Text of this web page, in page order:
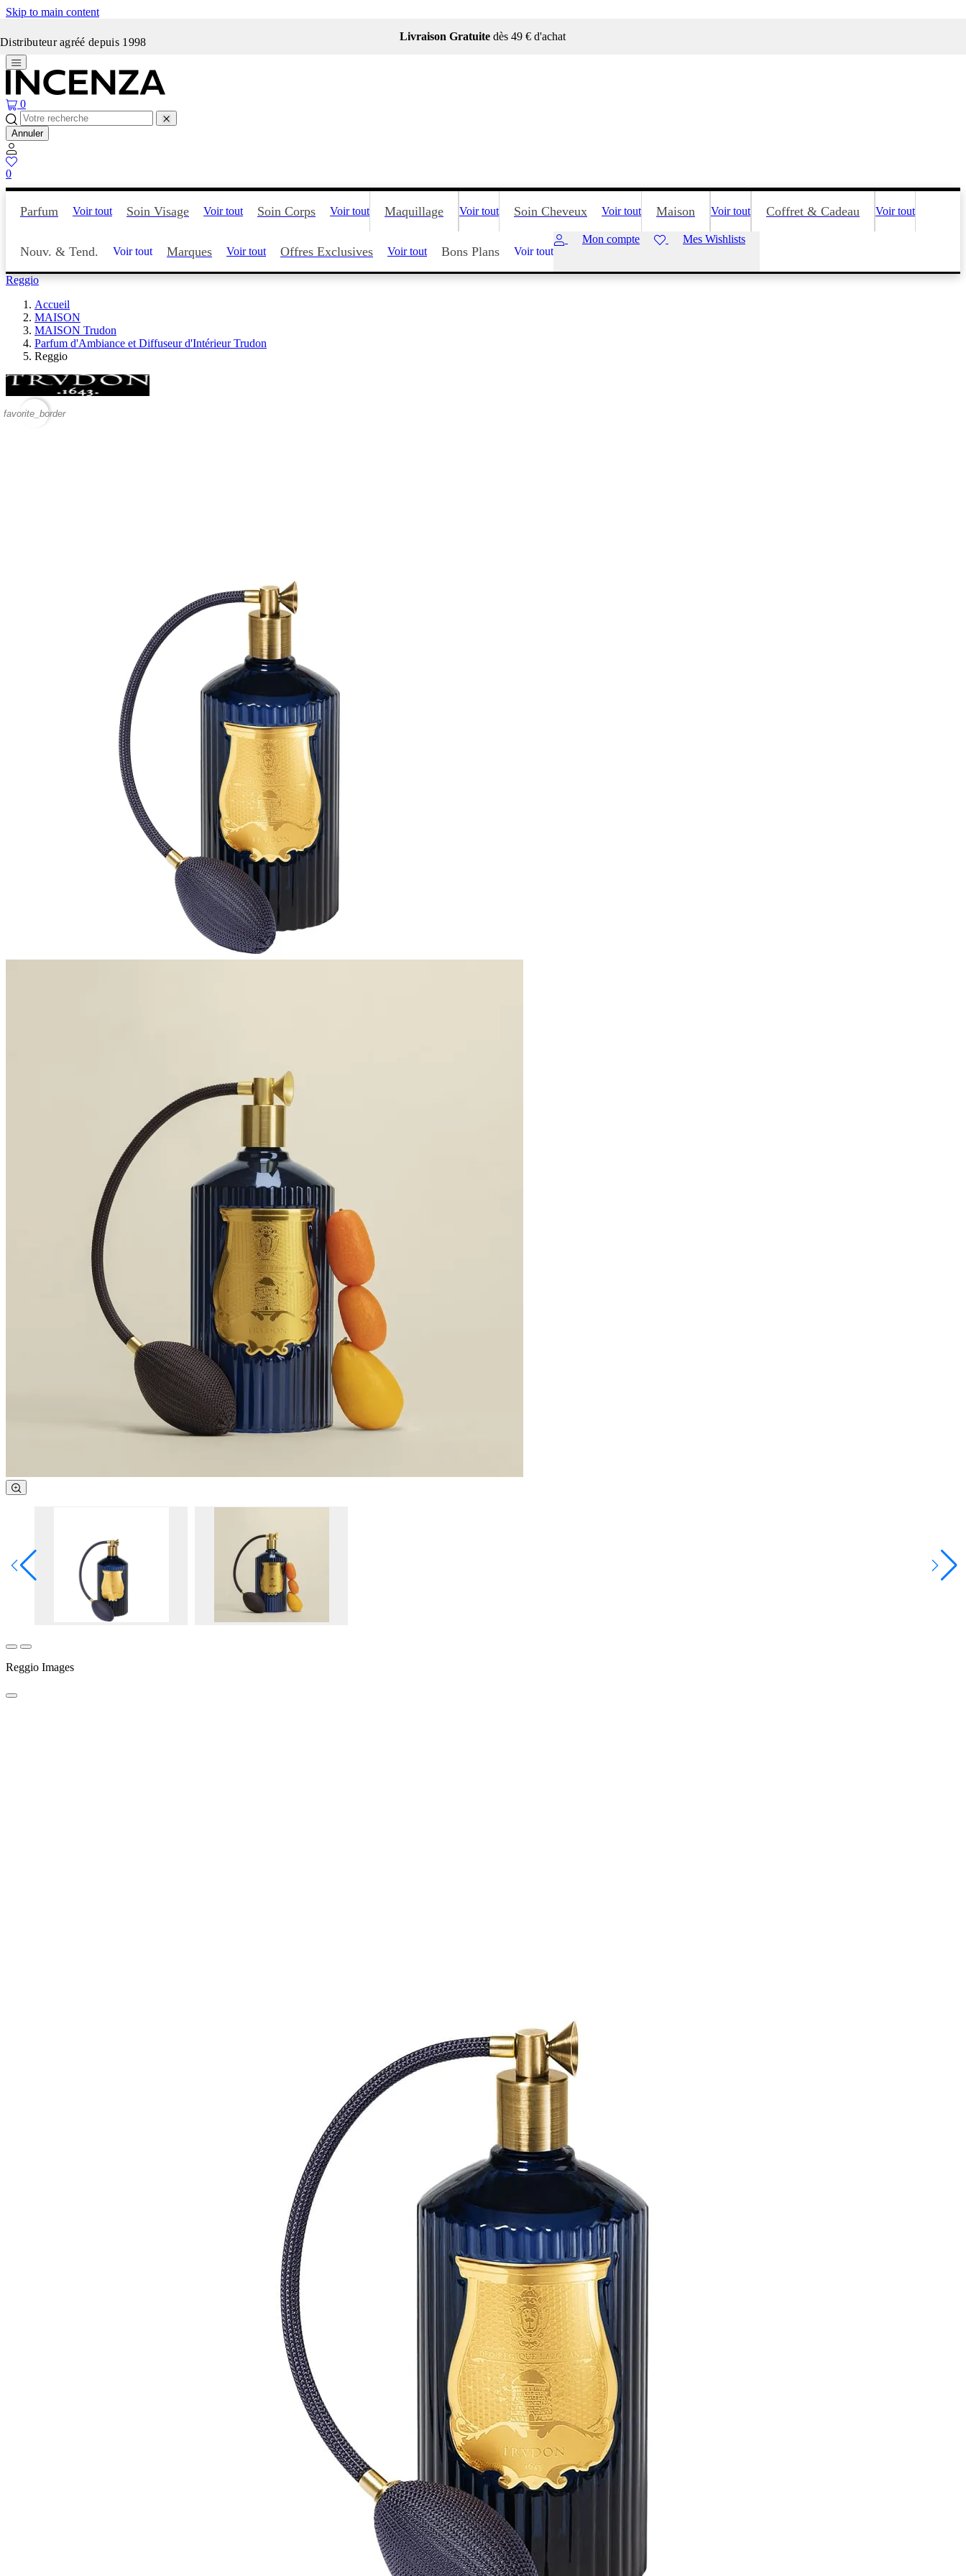
Skip to main content
Distributeur agréé depuis 1998Incenza fait peau neuve Livraison Gratuitedès 49 € d'achat
0
Annuler
0
Parfum Voir tout Soin Visage Voir tout Soin Corps Voir tout Maquillage Voir tout Soin Cheveux Voir tout Maison Voir tout Coffret & Cadeau Voir tout
Nouv. & Tend. Voir tout Marques Voir tout Offres Exclusives Voir tout Bons Plans Voir tout
Mon compte Mes Wishlists
Reggio
Accueil
MAISON
MAISON Trudon
Parfum d'Ambiance et Diffuseur d'Intérieur Trudon
Reggio
favorite_border
Reggio Images